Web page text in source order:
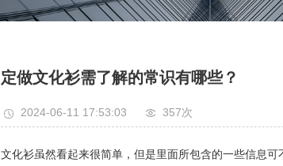
定做文化衫需了解的常识有哪些？
2024-06-11 17:53:03 357次
文化衫虽然看起来很简单，但是里面所包含的一些信息